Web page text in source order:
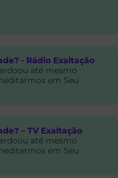
- Rádio Exaltação
até mesmo
em Seu
– TV Exaltação
até mesmo
em Seu